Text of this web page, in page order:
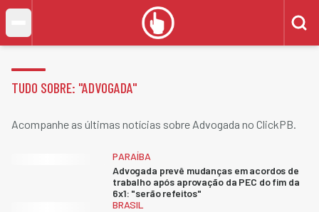
TUDO SOBRE: "ADVOGADA"
Acompanhe as últimas notícias sobre Advogada no ClickPB.
PARAÍBA
Advogada prevê mudanças em acordos de
trabalho após aprovação da PEC do fim da
6x1: "serão refeitos"
BRASIL